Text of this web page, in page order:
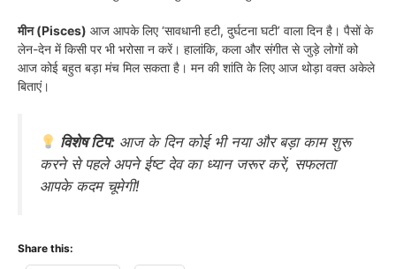
मीन (Pisces) आज आपके लिए ‘सावधानी हटी, दुर्घटना घटी’ वाला दिन है। पैसों के
लेन-देन में किसी पर भी भरोसा न करें। हालांकि, कला और संगीत से जुड़े लोगों को
आज कोई बहुत बड़ा मंच मिल सकता है। मन की शांति के लिए आज थोड़ा वक्त अकेले
बिताएं।
विशेष टिप: आज के दिन कोई भी नया और बड़ा काम शुरू
करने से पहले अपने ईष्ट देव का ध्यान जरूर करें, सफलता
आपके कदम चूमेगी!
Share this: